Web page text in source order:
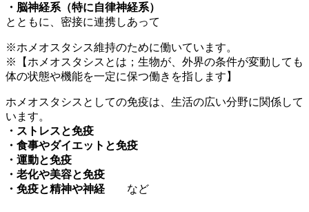
・脳神経系（特に自律神経系）
とともに、密接に連携しあって
※ホメオスタシス維持のために働いています。
※【ホメオスタシスとは；生物が、外界の条件が変動しても
体の状態や機能を一定に保つ働きを指します】
ホメオスタシスとしての免疫は、生活の広い分野に関係して
います。
・ストレスと免疫
・食事やダイエットと免疫
・運動と免疫
・老化や美容と免疫
・免疫と精神や神経 など